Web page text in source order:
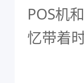
POS机
忆带着